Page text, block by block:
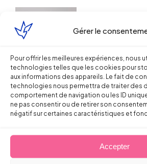
Gérer le
Pour offrir les meilleures expériences, nous
technologies telles que les cookies pour
aux informations des appareils. Le fait de
technologies nous permettra de traiter des
comportement de navigation ou les ID
ne pas consentir ou de retirer son
négatif sur certaines caractéristiques et
Accepter
Droit du Travail
La protection des
en cas d’infraction en